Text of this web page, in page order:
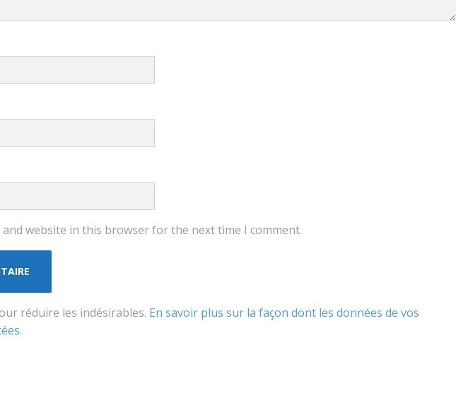
and website in this browser for the next time I comment.
réduire les indésirables. En savoir plus sur la façon dont les données de vos
.